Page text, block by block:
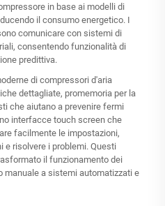
in base ai modelli di
il consumo energetico. I
comunicare con sistemi di
consentendo funzionalità di
predittiva.
di compressori d'aria
dettagliate, promemoria per la
che aiutano a prevenire fermi
interfacce touch screen che
facilmente le impostazioni,
e risolvere i problemi. Questi
il funzionamento dei
manuale a sistemi automatizzati e